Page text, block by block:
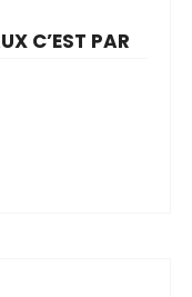
C’EST PAR